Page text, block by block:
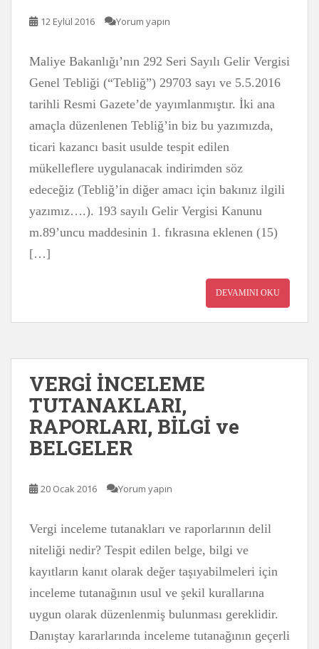
12 Eylül 2016 Yorum yapın
Maliye Bakanlığı’nın 292 Seri Sayılı Gelir Vergisi
Genel Tebliği (“Tebliğ”) 29703 sayı ve 5.5.2016
tarihli Resmi Gazete’de yayımlanmıştır. İki ana
amaçla düzenlenen Tebliğ’in biz bu yazımızda,
ticari kazancı basit usulde tespit edilen
mükelleflere uygulanacak indirimden söz
edeceğiz (Tebliğ’in diğer amacı için bakınız ilgili
yazımız….). 193 sayılı Gelir Vergisi Kanunu
m.89’uncu maddesinin 1. fıkrasına eklenen (15)
[…]
DEVAMINI OKU
VERGİ İNCELEME
TUTANAKLARI,
RAPORLARI, BİLGİ ve
BELGELER
20 Ocak 2016 Yorum yapın
Vergi inceleme tutanakları ve raporlarının delil
niteliği nedir? Tespit edilen belge, bilgi ve
kayıtların kanıt olarak değer taşıyabilmeleri için
inceleme tutanağının usul ve şekil kurallarına
uygun olarak düzenlenmiş bulunması gereklidir.
Danıştay kararlarında inceleme tutanağının geçerli